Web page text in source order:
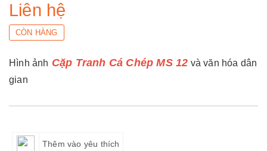
Liên hệ
CÒN HÀNG
Hình ảnh Cặp Tranh Cá Chép MS 12 và văn hóa dân
gian
Thêm vào yêu thích